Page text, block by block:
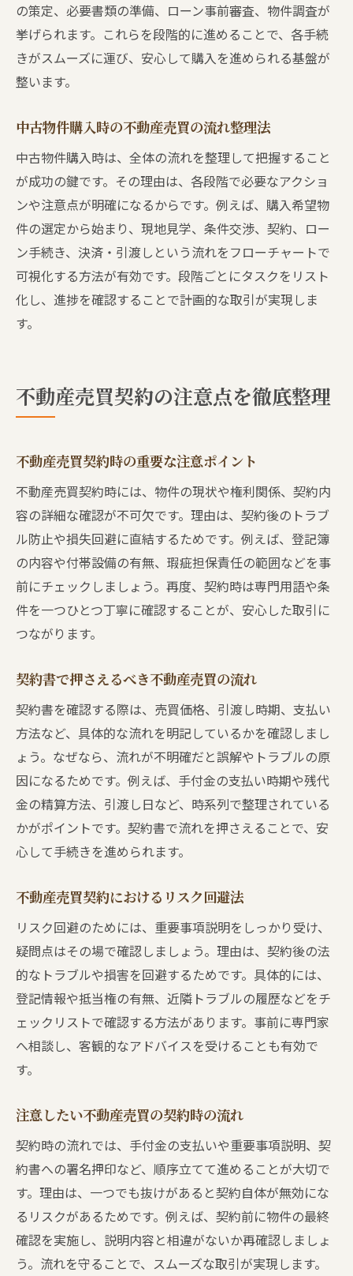
の策定、必要書類の準備、ローン事前審査、物件調査が
挙げられます。これらを段階的に進めることで、各手続
きがスムーズに運び、安心して購入を進められる基盤が
整います。
中古物件購入時の不動産売買の流れ整理法
中古物件購入時は、全体の流れを整理して把握すること
が成功の鍵です。その理由は、各段階で必要なアクショ
ンや注意点が明確になるからです。例えば、購入希望物
件の選定から始まり、現地見学、条件交渉、契約、ロー
ン手続き、決済・引渡しという流れをフローチャートで
可視化する方法が有効です。段階ごとにタスクをリスト
化し、進捗を確認することで計画的な取引が実現しま
す。
不動産売買契約の注意点を徹底整理
不動産売買契約時の重要な注意ポイント
不動産売買契約時には、物件の現状や権利関係、契約内
容の詳細な確認が不可欠です。理由は、契約後のトラブ
ル防止や損失回避に直結するためです。例えば、登記簿
の内容や付帯設備の有無、瑕疵担保責任の範囲などを事
前にチェックしましょう。再度、契約時は専門用語や条
件を一つひとつ丁寧に確認することが、安心した取引に
つながります。
契約書で押さえるべき不動産売買の流れ
契約書を確認する際は、売買価格、引渡し時期、支払い
方法など、具体的な流れを明記しているかを確認しまし
ょう。なぜなら、流れが不明確だと誤解やトラブルの原
因になるためです。例えば、手付金の支払い時期や残代
金の精算方法、引渡し日など、時系列で整理されている
かがポイントです。契約書で流れを押さえることで、安
心して手続きを進められます。
不動産売買契約におけるリスク回避法
リスク回避のためには、重要事項説明をしっかり受け、
疑問点はその場で確認しましょう。理由は、契約後の法
的なトラブルや損害を回避するためです。具体的には、
登記情報や抵当権の有無、近隣トラブルの履歴などをチ
ェックリストで確認する方法があります。事前に専門家
へ相談し、客観的なアドバイスを受けることも有効で
す。
注意したい不動産売買の契約時の流れ
契約時の流れでは、手付金の支払いや重要事項説明、契
約書への署名押印など、順序立てて進めることが大切で
す。理由は、一つでも抜けがあると契約自体が無効にな
るリスクがあるためです。例えば、契約前に物件の最終
確認を実施し、説明内容と相違がないか再確認しましょ
う。流れを守ることで、スムーズな取引が実現します。